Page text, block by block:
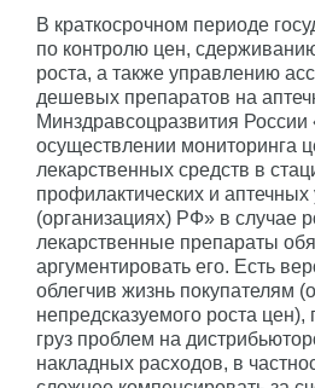
В краткосрочном периоде
по контролю цен,
роста, а также управлению
дешевых препаратов на
Минздравсоцразвития России
осуществлении мониторинга
лекарственных средств в
профилактических и
(организациях) РФ» в случае
лекарственные препараты
аргументировать его. Есть
облегчив жизнь покупателям
непредсказуемого роста цен),
груз проблем на
накладных расходов, в